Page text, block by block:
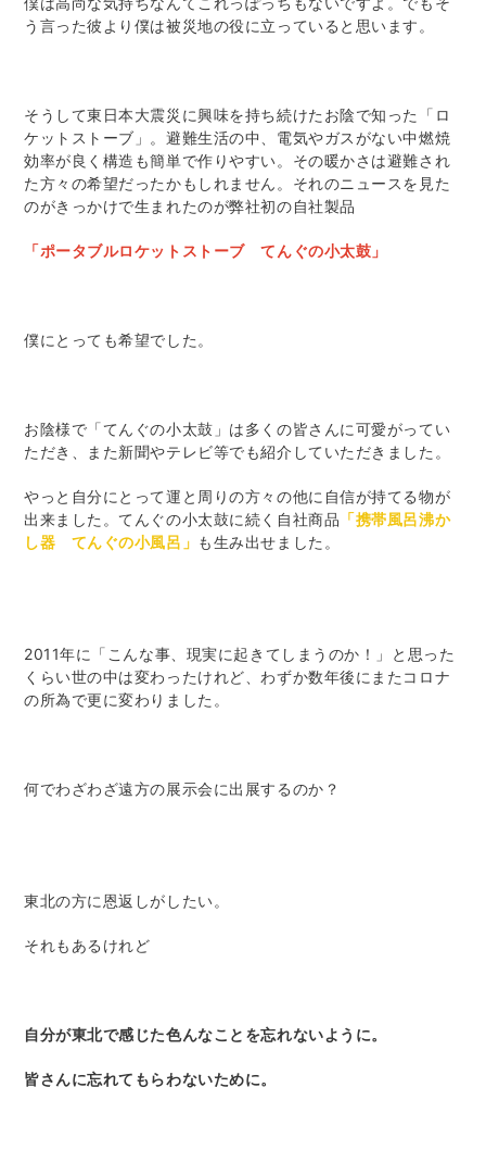
う言った彼より僕は被災地の役に立っていると思います。
そうして東日本大震災に興味を持ち続けたお陰で知った「ロ
ケットストーブ」。避難生活の中、電気やガスがない中燃焼
効率が良く構造も簡単で作りやすい。その暖かさは避難され
た方々の希望だったかもしれません。それのニュースを見た
のがきっかけで生まれたのが弊社初の自社製品
「ポータブルロケットストーブ てんぐの小太鼓」
僕にとっても希望でした。
お陰様で「てんぐの小太鼓」は多くの皆さんに可愛がってい
ただき、また新聞やテレビ等でも紹介していただきました。
やっと自分にとって運と周りの方々の他に自信が持てる物が
出来ました。てんぐの小太鼓に続く自社商品 「携帯風呂沸か
し器 てんぐの小風呂」 も生み出せました。
2011年に「こんな事、現実に起きてしまうのか！」と思った
くらい世の中は変わったけれど、わずか数年後にまたコロナ
の所為で更に変わりました。
何でわざわざ遠方の展示会に出展するのか？
東北の方に恩返しがしたい。
それもあるけれど
自分が東北で感じた色んなことを忘れないように。
皆さんに忘れてもらわないために。